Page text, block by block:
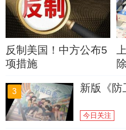
反制美国！中方公布5
项措施
3 新版《防
今日关注